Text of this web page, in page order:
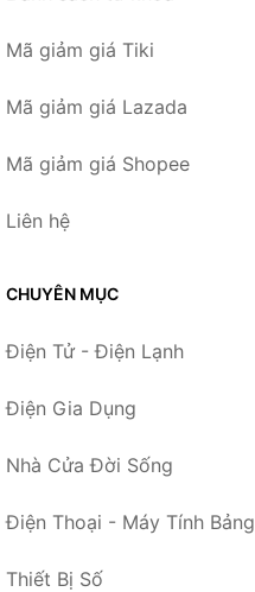
Mã giảm giá Tiki
Mã giảm giá Lazada
Mã giảm giá Shopee
Liên hệ
CHUYÊN MỤC
Điện Tử - Điện Lạnh
Điện Gia Dụng
Nhà Cửa Đời Sống
Điện Thoại - Máy Tính Bảng
Thiết Bị Số